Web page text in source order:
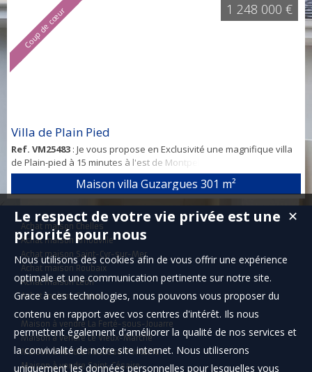
Coup de cœur
Villa de Plain Pied
Ref. VM25483 : Je vous propose en Exclusivité une magnifique villa
de Plain-pied à 15 minutes à l'est de Montpellier et à 2 minutes du
"LIEN". Cette villa a une surface habitable de 271 m2, complétée par
un studio attenant de 30 m2. Elle a été construite en 2003 et
rénovée en 2021. La parcelle de terrain est plate et mesure plus de
2000 m2. La villa comprend une vaste entrée, une cuisine avec
arrière...
Maison villa Guzargues 301 m²
1 248 000 €
Achat maison Chelles
Achat maison Arnouville
Achat maison Saint-Cyr-sur-Mer
Achat maison Roubaix
Achat maison Léon
Achat maison Santec
Maison à vendre La Ferté-sous-Jouarre
Maison à vendre Le Vieux-Marché
Maison à vendre Rouessé-Fontaine
Maison à vendre Saint-Césaire
✕
Le respect de votre vie privée est une
priorité pour nous
Nous utilisons des cookies afin de vous offrir une expérience
optimale et une communication pertinente sur notre site.
Grace à ces technologies, nous pouvons vous proposer du
contenu en rapport avec vos centres d'intérêt. Ils nous
permettent également d'améliorer la qualité de nos services et
la convivialité de notre site internet. Nous utiliserons
uniquement les données personnelles pour lesquelles vous